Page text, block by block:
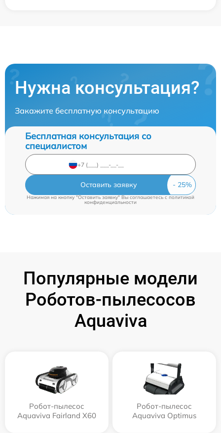
Нужна консультация?
Закажите бесплатную консультацию
Бесплатная консультация со
специалистом
Оставить заявку
Нажимая на кнопку "Оставить заявку" Вы соглашаетесь c политикой
конфиденциальности
Популярные модели
Роботов-пылесосов
Aquaviva
Робот-пылесос
Aquaviva Fairland X60
Робот-пылесос
Aquaviva Optimus